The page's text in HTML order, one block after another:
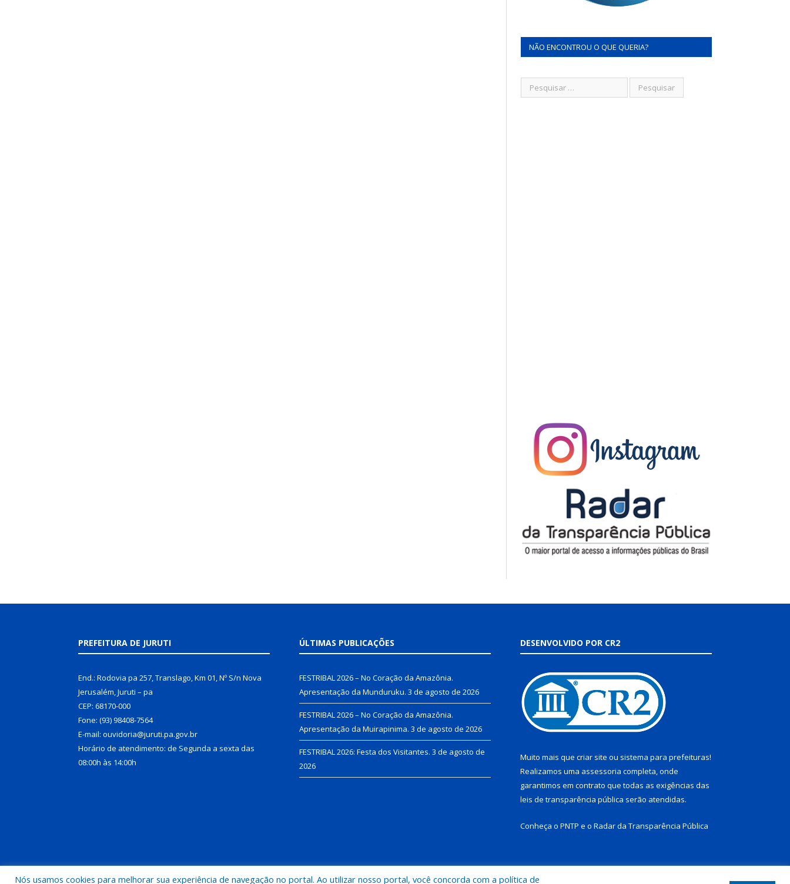
NÃO ENCONTROU O QUE QUERIA?
PREFEITURA DE JURUTI
End.: Rodovia pa 257, Translago, Km 01, Nº S/n Nova
Jerusalém, Juruti – pa
CEP: 68170-000
Fone: (93) 98408-7564
E-mail: ouvidoria@juruti.pa.gov.br
Horário de atendimento: de Segunda a sexta das
08:00h às 14:00h
ÚLTIMAS PUBLICAÇÕES
FESTRIBAL 2026 – No Coração da Amazônia.
Apresentação da Munduruku. 3 de agosto de 2026
FESTRIBAL 2026 – No Coração da Amazônia.
Apresentação da Muirapinima. 3 de agosto de 2026
FESTRIBAL 2026: Festa dos Visitantes. 3 de agosto de
2026
DESENVOLVIDO POR CR2
Muito mais que criar site ou sistema para prefeituras!
Realizamos uma assessoria completa, onde
garantimos em contrato que todas as exigências das
leis de transparência pública serão atendidas.
Conheça o PNTP e o Radar da Transparência Pública
Nós usamos cookies para melhorar sua experiência de navegação no portal. Ao utilizar nosso portal, você concorda com a política de